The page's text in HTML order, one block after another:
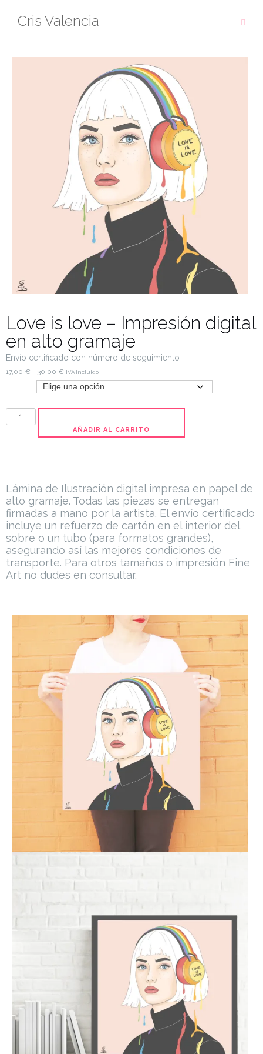
Cris Valencia
Love is love – Impresión digital
en alto gramaje
Envío certificado con número de seguimiento
17,00 € - 30,00 € IVA incluido
AÑADIR AL CARRITO
Lámina de Ilustración digital impresa en papel de
alto gramaje. Todas las piezas se entregan
firmadas a mano por la artista. El envío certificado
incluye un refuerzo de cartón en el interior del
sobre o un tubo (para formatos grandes),
asegurando así las mejores condiciones de
transporte. Para otros tamaños o impresión Fine
Art no dudes en consultar.